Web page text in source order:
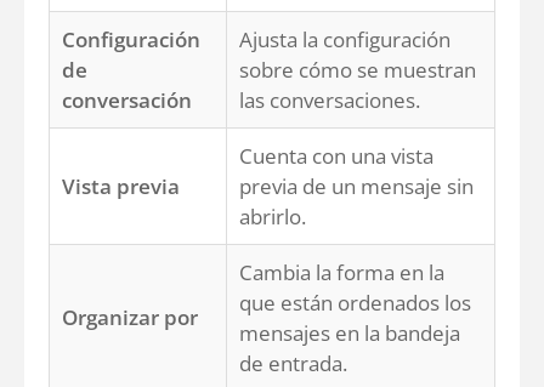
Configuración
de
conversación
Ajusta la configuración
sobre cómo se muestran
las conversaciones.
Vista previa
Cuenta con una vista
previa de un mensaje sin
abrirlo.
Organizar por
Cambia la forma en la
que están ordenados los
mensajes en la bandeja
de entrada.